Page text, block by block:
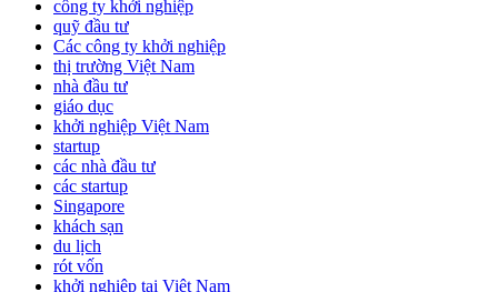
công ty khởi nghiệp
quỹ đầu tư
Các công ty khởi nghiệp
thị trường Việt Nam
nhà đầu tư
giáo dục
khởi nghiệp Việt Nam
startup
các nhà đầu tư
các startup
Singapore
khách sạn
du lịch
rót vốn
khởi nghiệp tại Việt Nam